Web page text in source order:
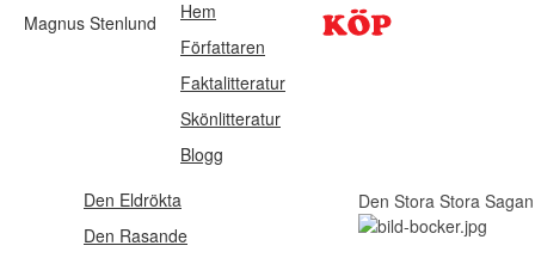
Magnus Stenlund
Hem
Författaren
Faktalitteratur
Skönlitteratur
Blogg
Den Eldrökta
Den Rasande
Den Stora Stora Sagan